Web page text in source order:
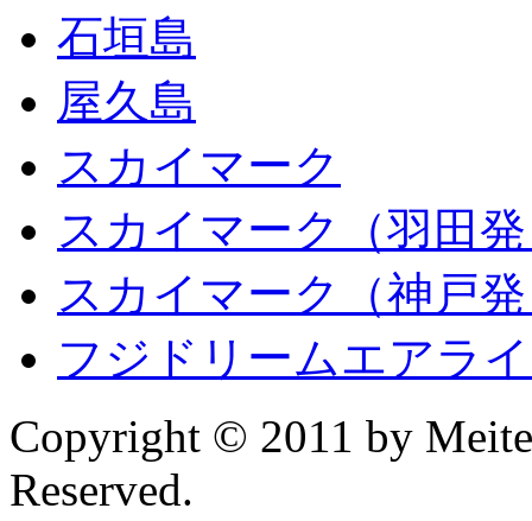
石垣島
屋久島
スカイマーク
スカイマーク
（羽田
スカイマーク
（神戸
フジドリームエアラ
Copyright © 2011 by
Reserved.